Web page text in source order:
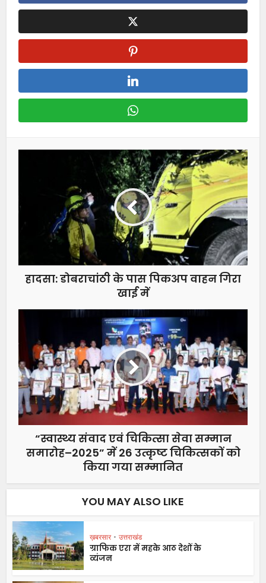
हादसा: डोबराचांठी के पास पिकअप वाहन गिरा
खाई में
“स्वास्थ्य संवाद एवं चिकित्सा सेवा सम्मान
समारोह–2025” में 26 उत्कृष्ट चिकित्सकों को
किया गया सम्मानित
YOU MAY ALSO LIKE
ख़बरसार • उत्तराखंड
ग्राफिक एरा में महके आठ देशों के
व्यंजन